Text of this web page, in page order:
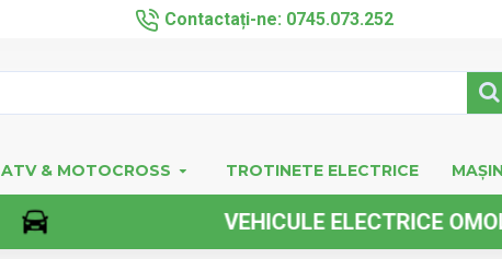
Contactați-ne: 0745.073.252
ATV & MOTOCROSS TROTINETE ELECTRICE
VEHICULE ELECTRICE